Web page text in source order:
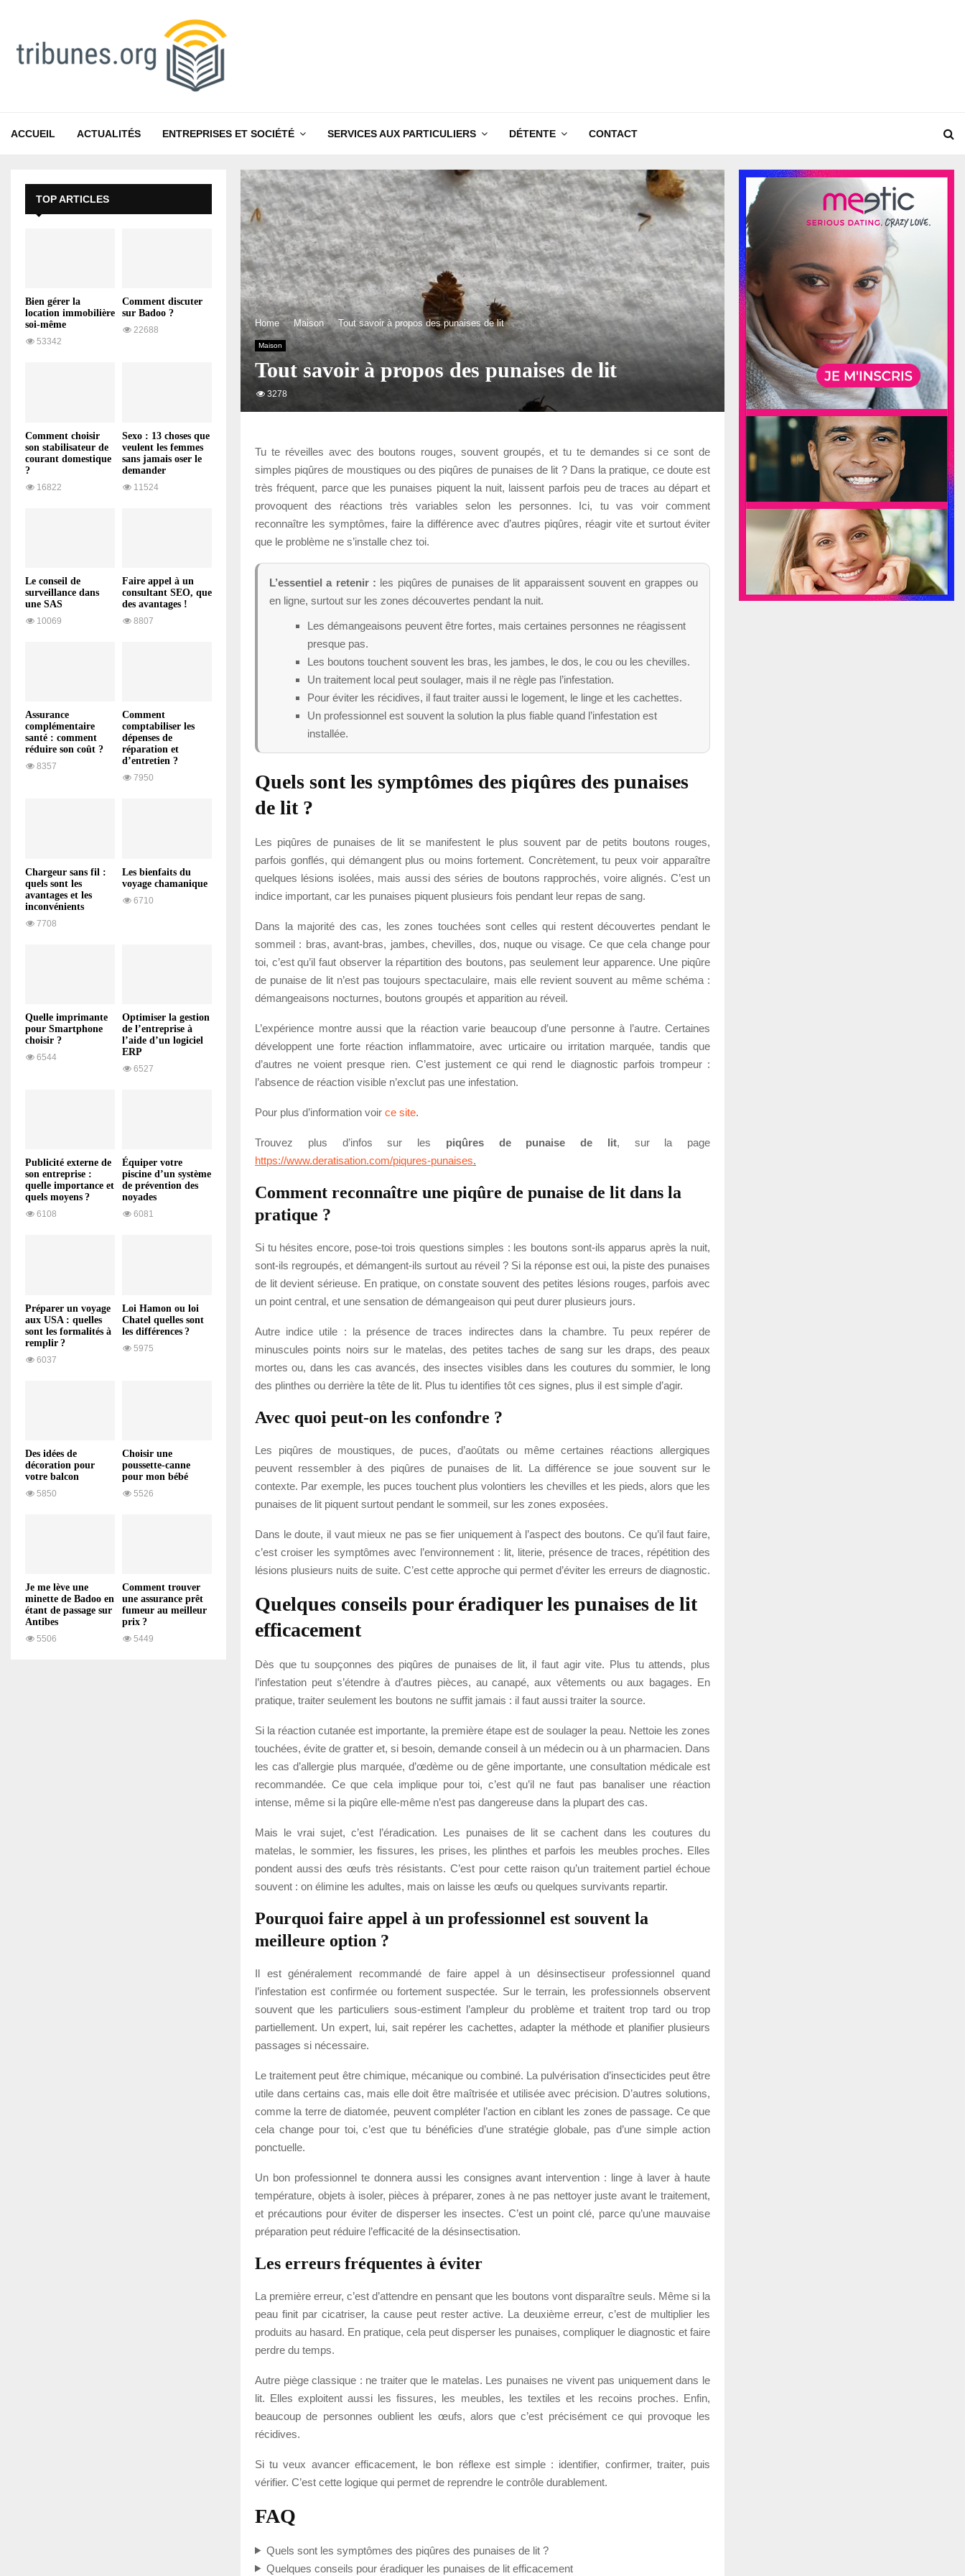
ACCUEIL ACTUALITÉS ENTREPRISES ET SOCIÉTÉ SERVICES AUX PARTICULIERS DÉTENTE CONTACT
Home Maison Tout savoir à propos des punaises de lit
Maison
Tout savoir à propos des punaises de lit
3278
Tu te réveilles avec des boutons rouges, souvent groupés, et tu te demandes si ce sont de
simples piqûres de moustiques ou des piqûres de punaises de lit ? Dans la pratique, ce doute est
très fréquent, parce que les punaises piquent la nuit, laissent parfois peu de traces au départ et
provoquent des réactions très variables selon les personnes. Ici, tu vas voir comment
reconnaître les symptômes, faire la différence avec d’autres piqûres, réagir vite et surtout éviter
que le problème ne s’installe chez toi.
L’essentiel a retenir : les piqûres de punaises de lit apparaissent souvent en grappes ou
en ligne, surtout sur les zones découvertes pendant la nuit.
Les démangeaisons peuvent être fortes, mais certaines personnes ne réagissent
presque pas.
Les boutons touchent souvent les bras, les jambes, le dos, le cou ou les chevilles.
Un traitement local peut soulager, mais il ne règle pas l’infestation.
Pour éviter les récidives, il faut traiter aussi le logement, le linge et les cachettes.
Un professionnel est souvent la solution la plus fiable quand l’infestation est
installée.
Quels sont les symptômes des piqûres des punaises
de lit ?
Les piqûres de punaises de lit se manifestent le plus souvent par de petits boutons rouges,
parfois gonflés, qui démangent plus ou moins fortement. Concrètement, tu peux voir apparaître
quelques lésions isolées, mais aussi des séries de boutons rapprochés, voire alignés. C’est un
indice important, car les punaises piquent plusieurs fois pendant leur repas de sang.
Dans la majorité des cas, les zones touchées sont celles qui restent découvertes pendant le
sommeil : bras, avant-bras, jambes, chevilles, dos, nuque ou visage. Ce que cela change pour
toi, c’est qu’il faut observer la répartition des boutons, pas seulement leur apparence. Une piqûre
de punaise de lit n’est pas toujours spectaculaire, mais elle revient souvent au même schéma :
démangeaisons nocturnes, boutons groupés et apparition au réveil.
L’expérience montre aussi que la réaction varie beaucoup d’une personne à l’autre. Certaines
développent une forte réaction inflammatoire, avec urticaire ou irritation marquée, tandis que
d’autres ne voient presque rien. C’est justement ce qui rend le diagnostic parfois trompeur :
l’absence de réaction visible n’exclut pas une infestation.
Pour plus d’information voir ce site.
Trouvez plus d’infos sur les piqûres de punaise de lit, sur la page
https://www.deratisation.com/piqures-punaises.
Comment reconnaître une piqûre de punaise de lit dans la
pratique ?
Si tu hésites encore, pose-toi trois questions simples : les boutons sont-ils apparus après la nuit,
sont-ils regroupés, et démangent-ils surtout au réveil ? Si la réponse est oui, la piste des punaises
de lit devient sérieuse. En pratique, on constate souvent des petites lésions rouges, parfois avec
un point central, et une sensation de démangeaison qui peut durer plusieurs jours.
Autre indice utile : la présence de traces indirectes dans la chambre. Tu peux repérer de
minuscules points noirs sur le matelas, des petites taches de sang sur les draps, des peaux
mortes ou, dans les cas avancés, des insectes visibles dans les coutures du sommier, le long
des plinthes ou derrière la tête de lit. Plus tu identifies tôt ces signes, plus il est simple d’agir.
Avec quoi peut-on les confondre ?
Les piqûres de moustiques, de puces, d’aoûtats ou même certaines réactions allergiques
peuvent ressembler à des piqûres de punaises de lit. La différence se joue souvent sur le
contexte. Par exemple, les puces touchent plus volontiers les chevilles et les pieds, alors que les
punaises de lit piquent surtout pendant le sommeil, sur les zones exposées.
Dans le doute, il vaut mieux ne pas se fier uniquement à l’aspect des boutons. Ce qu’il faut faire,
c’est croiser les symptômes avec l’environnement : lit, literie, présence de traces, répétition des
lésions plusieurs nuits de suite. C’est cette approche qui permet d’éviter les erreurs de diagnostic.
Quelques conseils pour éradiquer les punaises de lit
efficacement
Dès que tu soupçonnes des piqûres de punaises de lit, il faut agir vite. Plus tu attends, plus
l’infestation peut s’étendre à d’autres pièces, au canapé, aux vêtements ou aux bagages. En
pratique, traiter seulement les boutons ne suffit jamais : il faut aussi traiter la source.
Si la réaction cutanée est importante, la première étape est de soulager la peau. Nettoie les zones
touchées, évite de gratter et, si besoin, demande conseil à un médecin ou à un pharmacien. Dans
les cas d’allergie plus marquée, d’œdème ou de gêne importante, une consultation médicale est
recommandée. Ce que cela implique pour toi, c’est qu’il ne faut pas banaliser une réaction
intense, même si la piqûre elle-même n’est pas dangereuse dans la plupart des cas.
Mais le vrai sujet, c’est l’éradication. Les punaises de lit se cachent dans les coutures du
matelas, le sommier, les fissures, les prises, les plinthes et parfois les meubles proches. Elles
pondent aussi des œufs très résistants. C’est pour cette raison qu’un traitement partiel échoue
souvent : on élimine les adultes, mais on laisse les œufs ou quelques survivants repartir.
Pourquoi faire appel à un professionnel est souvent la
meilleure option ?
Il est généralement recommandé de faire appel à un désinsectiseur professionnel quand
l’infestation est confirmée ou fortement suspectée. Sur le terrain, les professionnels observent
souvent que les particuliers sous-estiment l’ampleur du problème et traitent trop tard ou trop
partiellement. Un expert, lui, sait repérer les cachettes, adapter la méthode et planifier plusieurs
passages si nécessaire.
Le traitement peut être chimique, mécanique ou combiné. La pulvérisation d’insecticides peut être
utile dans certains cas, mais elle doit être maîtrisée et utilisée avec précision. D’autres solutions,
comme la terre de diatomée, peuvent compléter l’action en ciblant les zones de passage. Ce que
cela change pour toi, c’est que tu bénéficies d’une stratégie globale, pas d’une simple action
ponctuelle.
Un bon professionnel te donnera aussi les consignes avant intervention : linge à laver à haute
température, objets à isoler, pièces à préparer, zones à ne pas nettoyer juste avant le traitement,
et précautions pour éviter de disperser les insectes. C’est un point clé, parce qu’une mauvaise
préparation peut réduire l’efficacité de la désinsectisation.
Les erreurs fréquentes à éviter
La première erreur, c’est d’attendre en pensant que les boutons vont disparaître seuls. Même si la
peau finit par cicatriser, la cause peut rester active. La deuxième erreur, c’est de multiplier les
produits au hasard. En pratique, cela peut disperser les punaises, compliquer le diagnostic et faire
perdre du temps.
Autre piège classique : ne traiter que le matelas. Les punaises ne vivent pas uniquement dans le
lit. Elles exploitent aussi les fissures, les meubles, les textiles et les recoins proches. Enfin,
beaucoup de personnes oublient les œufs, alors que c’est précisément ce qui provoque les
récidives.
Si tu veux avancer efficacement, le bon réflexe est simple : identifier, confirmer, traiter, puis
vérifier. C’est cette logique qui permet de reprendre le contrôle durablement.
FAQ
Quels sont les symptômes des piqûres des punaises de lit ?
Quelques conseils pour éradiquer les punaises de lit efficacement
TOP ARTICLES
Bien gérer la
location immobilière
soi-même
53342
Comment discuter
sur Badoo ?
22688
Comment choisir
son stabilisateur de
courant domestique
?
16822
Sexo : 13 choses que
veulent les femmes
sans jamais oser le
demander
11524
Le conseil de
surveillance dans
une SAS
10069
Faire appel à un
consultant SEO, que
des avantages !
8807
Assurance
complémentaire
santé : comment
réduire son coût ?
8357
Comment
comptabiliser les
dépenses de
réparation et
d’entretien ?
7950
Chargeur sans fil :
quels sont les
avantages et les
inconvénients
7708
Les bienfaits du
voyage chamanique
6710
Quelle imprimante
pour Smartphone
choisir ?
6544
Optimiser la gestion
de l’entreprise à
l’aide d’un logiciel
ERP
6527
Publicité externe de
son entreprise :
quelle importance et
quels moyens ?
6108
Équiper votre
piscine d’un système
de prévention des
noyades
6081
Préparer un voyage
aux USA : quelles
sont les formalités à
remplir ?
6037
Loi Hamon ou loi
Chatel quelles sont
les différences ?
5975
Des idées de
décoration pour
votre balcon
5850
Choisir une
poussette-canne
pour mon bébé
5526
Je me lève une
minette de Badoo en
étant de passage sur
Antibes
5506
Comment trouver
une assurance prêt
fumeur au meilleur
prix ?
5449